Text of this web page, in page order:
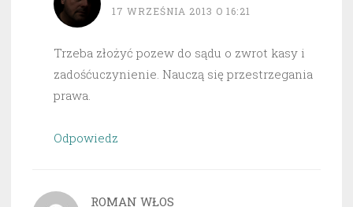
17 WRZEŚNIA 2013 O 16:21
Trzeba złożyć pozew do sądu o zwrot kasy i
zadośćuczynienie. Nauczą się przestrzegania
prawa.
Odpowiedz
ROMAN WŁOS